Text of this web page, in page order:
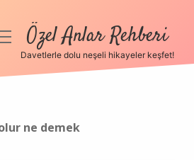
Özel Anlar Rehberi
Davetlerle dolu neşeli hikayeler keşfet!
ne demek